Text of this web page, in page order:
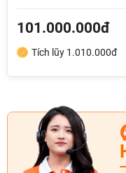
101.000.000đ
Tích lũy 1.010.000đ